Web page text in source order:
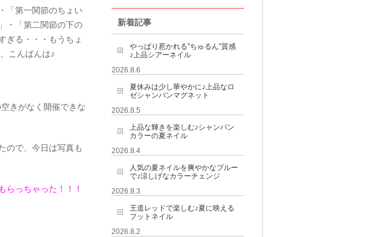
「第一関節のちょい
・「第二関節の下の
ぎる・・・もうちょ
こんばんは♪
きがなく開催できな
ので、今日は写真も
らっちゃった！！！
新着記事
やっぱり惹かれる”ちゅるん”質感
♪上品シアーネイル
2026.8.6
夏休みは少し華やかに♪上品なロ
ゼシャンパンマグネット
2026.8.5
上品な輝きを楽しむ♪シャンパン
カラーの夏ネイル
2026.8.4
人気の夏ネイルを爽やかなブルー
で♪涼しげなカラーチェンジ
2026.8.3
王道レッドで楽しむ♪夏に映える
フットネイル
2026.8.2